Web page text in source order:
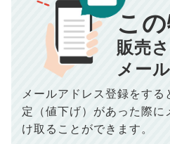
毎月の支払額
年間の支払額
総支払額
【注意事項】
■仲介手数料／00万円
■売買契約書印紙／ 0万円
■抵当権抹消費用／0万円
※購入価格よりも売却価格が高い
場合がございます。詳しくは最
ださい。
※シミュレーター結果はあくまで
保証するものではございません。
※上記売却費用には、住所変更登
宅ローンの一括繰上返済の手数
で予めご了承ください。
※仲介手数料は宅地建物取引業法
こ
販売
メー
メールアドレス登録をする
定（値下げ）があった際に
け取ることができます。